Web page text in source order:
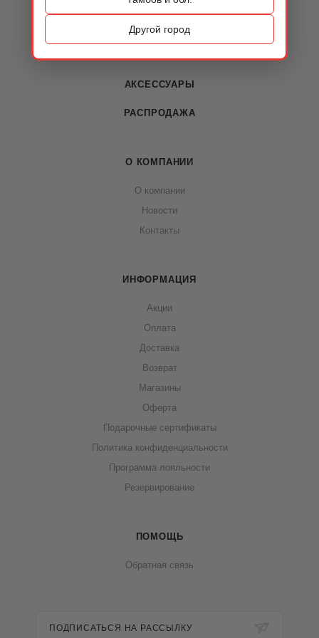
Другой город
ОБУВЬ
СУМКИ
АКСЕССУАРЫ
РАСПРОДАЖА
О КОМПАНИИ
О компании
Новости
Контакты
ИНФОРМАЦИЯ
Акции
Оплата
Доставка
Возврат
Магазины
Оферта
Подарочные сертификаты
Политика конфиденциальности
Программа лояльности
Резервирование
ПОМОЩЬ
Обратная связь
ПОДПИСАТЬСЯ НА РАССЫЛКУ